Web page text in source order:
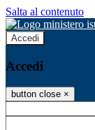
Salta al contenuto
Accedi
Accedi
button close ×